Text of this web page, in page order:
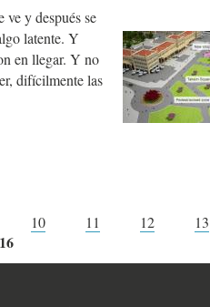
y después se
latente. Y
en llegar. Y no
difícilmente las
10 11 12 13
16